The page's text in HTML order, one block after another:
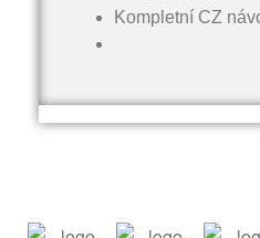
Kompletní CZ